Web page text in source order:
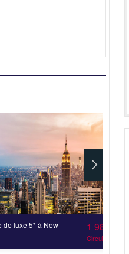
de luxe 5* à New 1 985€
Circuit 6 j